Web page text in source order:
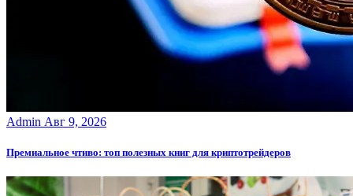
Admin Авг 9, 2026
Премиальное чтиво: топ полезных книг для криптотрейдеров